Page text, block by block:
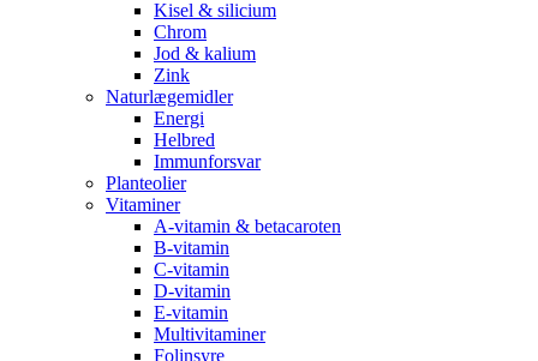
Kisel & silicium
Chrom
Jod & kalium
Zink
Naturlægemidler
Energi
Helbred
Immunforsvar
Planteolier
Vitaminer
A-vitamin & betacaroten
B-vitamin
C-vitamin
D-vitamin
E-vitamin
Multivitaminer
Folinsyre